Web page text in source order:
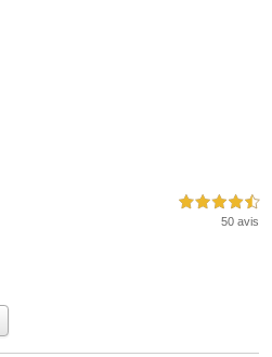
4,5 étoiles sur 5
50 avis